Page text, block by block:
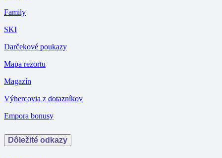
Family
SKI
Darčekové poukazy
Mapa rezortu
Magazín
Výhercovia z dotazníkov
Empora bonusy
Dôležité odkazy